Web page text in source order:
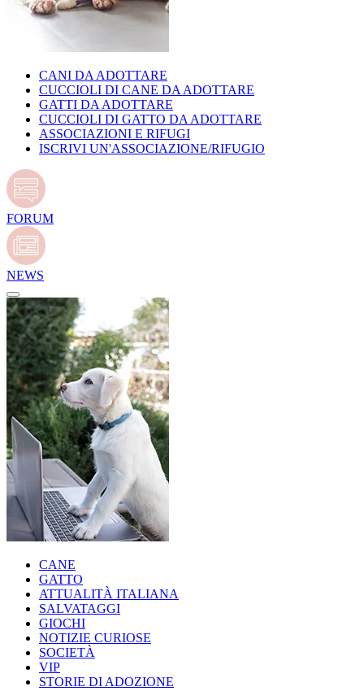
CANI DA ADOTTARE
CUCCIOLI DI CANE DA ADOTTARE
GATTI DA ADOTTARE
CUCCIOLI DI GATTO DA ADOTTARE
ASSOCIAZIONI E RIFUGI
ISCRIVI UN'ASSOCIAZIONE/RIFUGIO
FORUM
NEWS
CANE
GATTO
ATTUALITÀ ITALIANA
SALVATAGGI
GIOCHI
NOTIZIE CURIOSE
SOCIETÀ
VIP
STORIE DI ADOZIONE